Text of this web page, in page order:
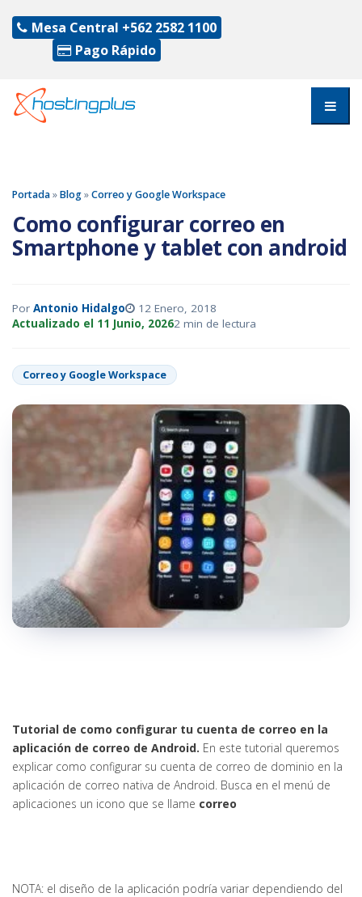
Mesa Central +562 2582 1100
Pago Rápido
Portada»Blog»Correo y Google Workspace
Como configurar correo en
Smartphone y tablet con android
Por Antonio Hidalgo
12 Enero, 2018
Actualizado el 11 Junio, 20262 min de lectura
Correo y Google Workspace
Tutorial de como configurar tu cuenta de correo en la
aplicación de correo de Android. En este tutorial queremos
explicar como configurar su cuenta de correo de dominio en la
aplicación de correo nativa de Android. Busca en el menú de
aplicaciones un icono que se llame correo
NOTA: el diseño de la aplicación podría variar dependiendo del